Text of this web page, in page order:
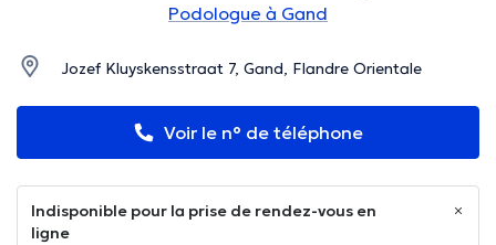
Podologue à Gand
Jozef Kluyskensstraat 7, Gand, Flandre Orientale
Voir le n° de téléphone
Indisponible pour la prise de rendez-vous en
ligne